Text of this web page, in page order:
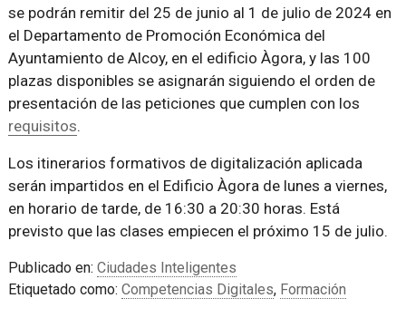
se podrán remitir del 25 de junio al 1 de julio de 2024 en
el Departamento de Promoción Económica del
Ayuntamiento de Alcoy, en el edificio Àgora, y las 100
plazas disponibles se asignarán siguiendo el orden de
presentación de las peticiones que cumplen con los
requisitos.
Los itinerarios formativos de digitalización aplicada
serán impartidos en el Edificio Àgora de lunes a viernes,
en horario de tarde, de 16:30 a 20:30 horas. Está
previsto que las clases empiecen el próximo 15 de julio.
Publicado en: Ciudades Inteligentes
Etiquetado como: Competencias Digitales, Formación